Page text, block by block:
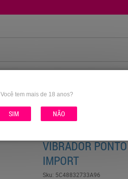
VIBRADOR
IMPORT
Sku: 5C48832733A96
Você tem mais de 18 anos?
SIM NÃO